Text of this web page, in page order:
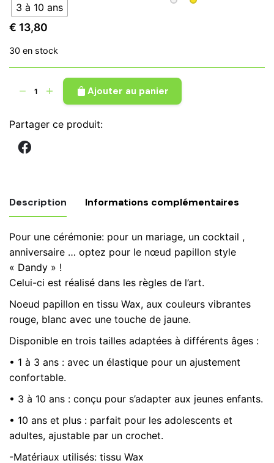
3 à 10 ans
€ 13,80
30 en stock
papillon
tissu
rouge,
adulte,
accessoire
de
Mariage,
cérémonie
Ajouter au panier
Partager ce produit:
Description Informations complémentaires
Pour une cérémonie: pour un mariage, un cocktail ,
anniversaire … optez pour le nœud papillon style
« Dandy » !
Celui-ci est réalisé dans les règles de l’art.
Noeud papillon en tissu Wax, aux couleurs vibrantes
rouge, blanc avec une touche de jaune.
Disponible en trois tailles adaptées à différents âges :
• 1 à 3 ans : avec un élastique pour un ajustement
confortable.
• 3 à 10 ans : conçu pour s’adapter aux jeunes enfants.
• 10 ans et plus : parfait pour les adolescents et
adultes, ajustable par un crochet.
-Matériaux utilisés: tissu Wax
Poids 0,20 kg
Option
Noeud
1 à 3 ans, 10 ans et Plus, 3 à 10 ans
Options Fond blanc, Fond jaune